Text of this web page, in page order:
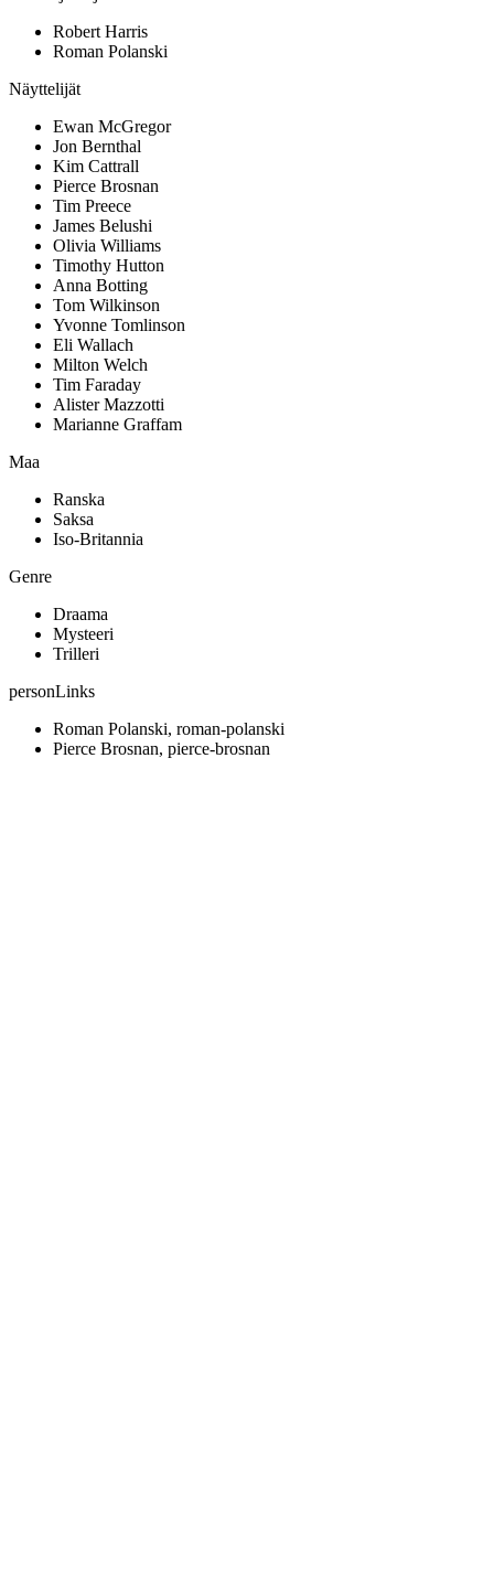
Robert Harris
Roman Polanski
Näyttelijät
Ewan McGregor
Jon Bernthal
Kim Cattrall
Pierce Brosnan
Tim Preece
James Belushi
Olivia Williams
Timothy Hutton
Anna Botting
Tom Wilkinson
Yvonne Tomlinson
Eli Wallach
Milton Welch
Tim Faraday
Alister Mazzotti
Marianne Graffam
Maa
Ranska
Saksa
Iso-Britannia
Genre
Draama
Mysteeri
Trilleri
personLinks
Roman Polanski, roman-polanski
Pierce Brosnan, pierce-brosnan